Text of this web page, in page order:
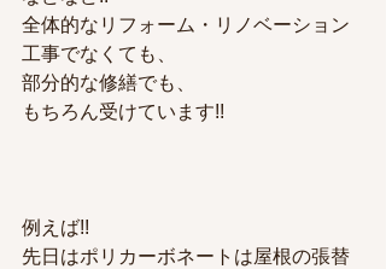
全体的なリフォーム・リノベーション
工事でなくても、
部分的な修繕でも、
もちろん受けています!!
例えば!!
先日はポリカーボネートは屋根の張替